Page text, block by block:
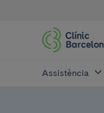
Assistència